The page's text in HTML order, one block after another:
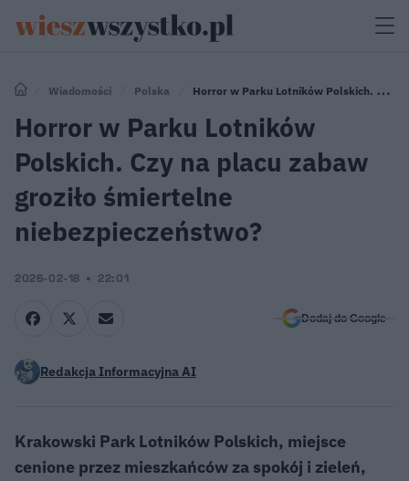
Wiadomości Polska
Horror w Parku Lotników Polskich. Czy
na placu zabaw groziło śmiertelne niebezpieczeństwo?
Horror w Parku Lotników
Polskich. Czy na placu zabaw
groziło śmiertelne
niebezpieczeństwo?
2026-02-18 22:01
Dodaj do Google
Redakcja Informacyjna AI
Krakowski Park Lotników Polskich, miejsce
cenione przez mieszkańców za spokój i zieleń,